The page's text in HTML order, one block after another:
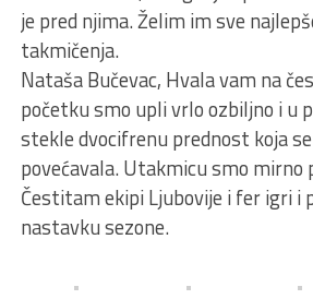
je pred njima. Želim im sve
takmičenja.
Nataša Bučevac, Hvala vam na
početku smo upli vrlo ozbiljno i u
stekle dvocifrenu prednost koja
povećavala. Utakmicu smo mirno
Čestitam ekipi Ljubovije i fer igri i
nastavku sezone.